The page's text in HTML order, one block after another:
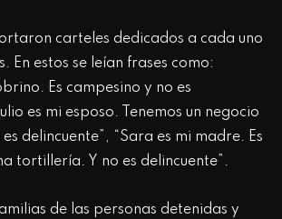
carteles dedicados a cada uno
En estos se leían frases como:
Es campesino y no es
es mi esposo. Tenemos un negocio
delincuente”, “Sara es mi madre. Es
tortillería. Y no es delincuente”.
de las personas detenidas y